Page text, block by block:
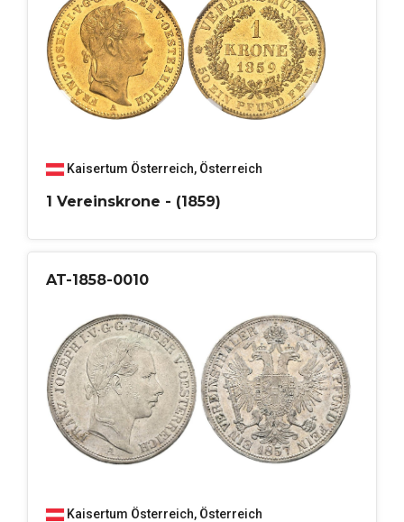
Kaisertum Österreich, Österreich
1 Vereinskrone - (1859)
AT-1858-0010
Kaisertum Österreich, Österreich